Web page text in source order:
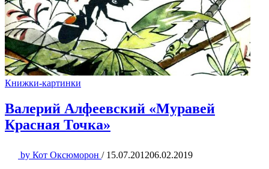
Книжки-картинки
Валерий Алфеевский «Муравей
Красная Точка»
by Кот Оксюморон / 15.07.201206.02.2019